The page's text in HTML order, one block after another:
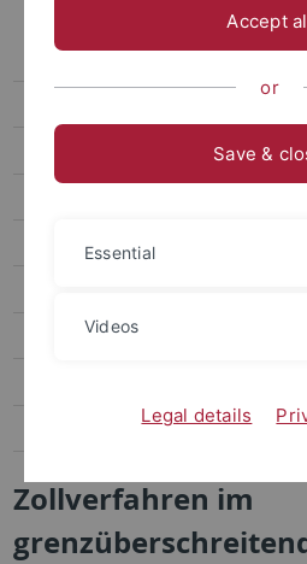
Abteilung 4 – Universitätsentwicklung
Korruptionsprävention
Meldestelle für Hinweisgebende
Wissenschaftsspionage
Datenschutzinformationen
Rundmails Compliance
Zollverfahren im
Accept
or
Save &
Essential
Videos
Legal details